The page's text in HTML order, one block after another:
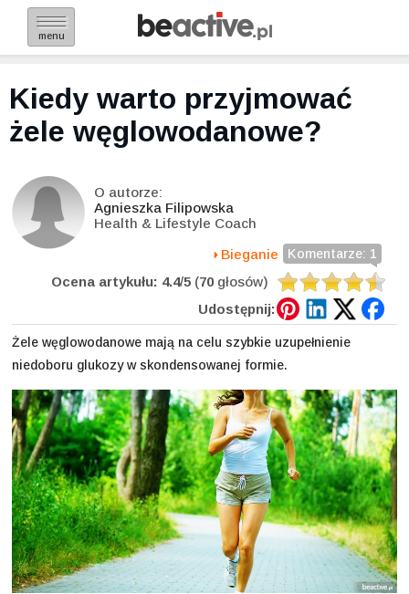
menu
Kiedy warto przyjmować
żele węglowodanowe?
O autorze:
Agnieszka Filipowska
Health & Lifestyle Coach
Komentarze: 1
Bieganie
Ocena artykułu: 4.4/5 (70 głosów)
Udostępnij:
Żele węglowodanowe mają na celu szybkie uzupełnienie
niedoboru glukozy w skondensowanej formie.